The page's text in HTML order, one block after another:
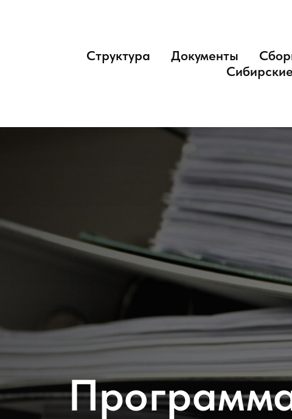
Структура Документы